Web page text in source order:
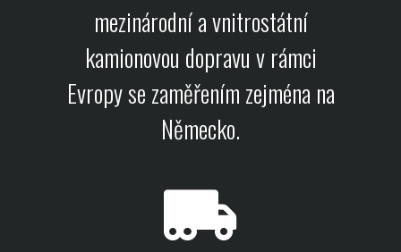
mezinárodní a vnitrostátní
kamionovou dopravu v rámci
Evropy se zaměřením zejména na
Německo.